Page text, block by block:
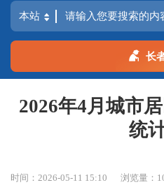
长
2026年4月城市
统
时间：2026-05-11 15:10 浏览量：